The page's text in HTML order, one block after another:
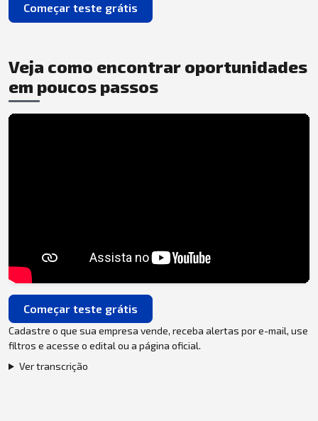
Começar teste grátis
Veja como encontrar oportunidades
em poucos passos
Começar teste grátis
Cadastre o que sua empresa vende, receba alertas por e-mail, use
filtros e acesse o edital ou a página oficial.
Ver transcrição